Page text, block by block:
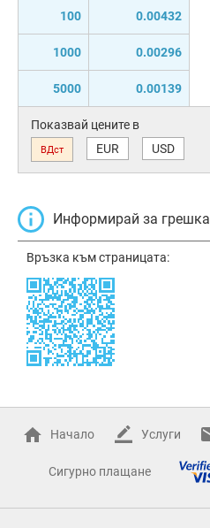
100 0.00432
1000 0.00296
5000 0.00139
Показвай цените в
ВДст EUR USD
Информирай за грешка
Връзка към страницата:
Начало Услуги
Сигурно плащане